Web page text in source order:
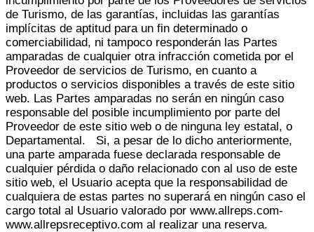
de Turismo, de las garantías, incluidas las garantías
implícitas de aptitud para un fin determinado o
comerciabilidad, ni tampoco responderán las Partes
amparadas de cualquier otra infracción cometida por el
Proveedor de servicios de Turismo, en cuanto a
productos o servicios disponibles a través de este sitio
web. Las Partes amparadas no serán en ningún caso
responsable del posible incumplimiento por parte del
Proveedor de este sitio web o de ninguna ley estatal, o
Departamental. Si, a pesar de lo dicho anteriormente,
una parte amparada fuese declarada responsable de
cualquier pérdida o daño relacionado con al uso de este
sitio web, el Usuario acepta que la responsabilidad de
cualquiera de estas partes no superará en ningún caso el
cargo total al Usuario valorado por www.allreps.com-
www.allrepsreceptivo.com al realizar una reserva.